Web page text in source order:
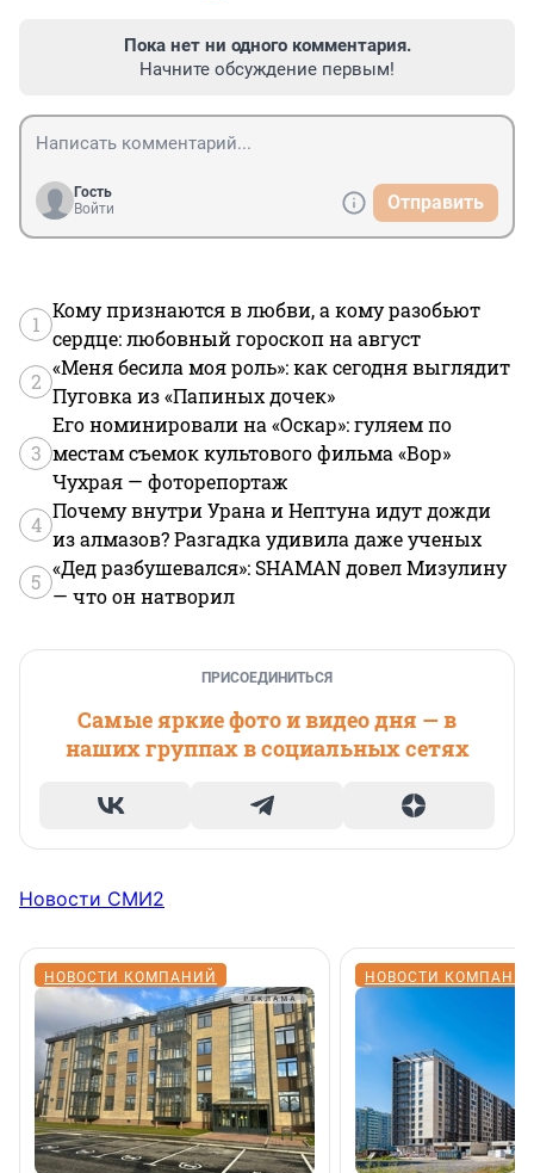
Пока нет ни одного комментария.
Начните обсуждение первым!
Гость
Войти
Отправить
1
Кому признаются в любви, а кому разобьют
сердце: любовный гороскоп на август
2
«Меня бесила моя роль»: как сегодня выглядит
Пуговка из «Папиных дочек»
3
Его номинировали на «Оскар»: гуляем по
местам съемок культового фильма «Вор»
Чухрая — фоторепортаж
4
Почему внутри Урана и Нептуна идут дожди
из алмазов? Разгадка удивила даже ученых
5
«Дед разбушевался»: SHAMAN довел Мизулину
— что он натворил
ПРИСОЕДИНИТЬСЯ
Самые яркие фото и видео дня — в
наших группах в социальных сетях
Новости СМИ2
НОВОСТИ КОМПАНИЙ НОВОСТИ